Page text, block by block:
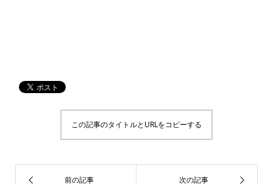
この記事のタイトルとURLをコピーする